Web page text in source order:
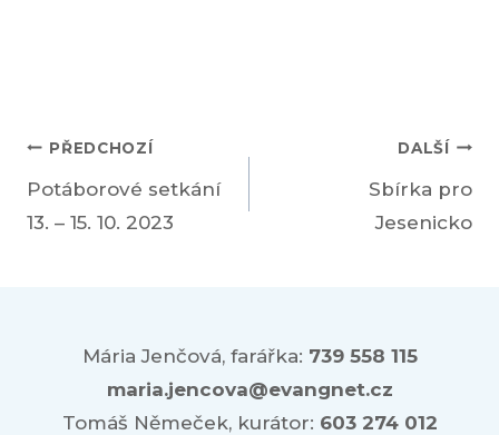
PŘEDCHOZÍ
Potáborové setkání
13. – 15. 10. 2023
DALŠÍ
Sbírka pro
Jesenicko
Mária Jenčová, farářka: 739 558 115
maria.jencova@evangnet.cz
Tomáš Němeček, kurátor: 603 274 012